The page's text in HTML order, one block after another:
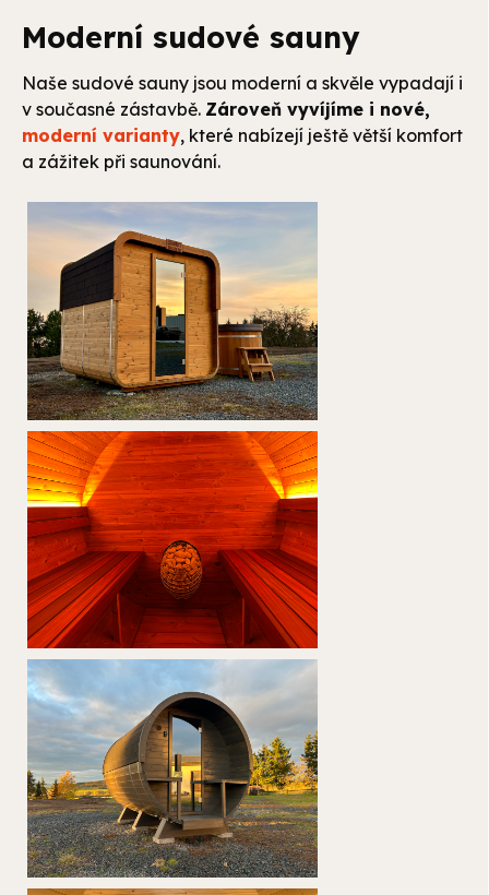
Moderní sudové sauny
Naše sudové sauny jsou moderní a skvěle vypadají i
v současné zástavbě. Zároveň vyvíjíme i nové,
moderní varianty, které nabízejí ještě větší komfort
a zážitek při saunování.